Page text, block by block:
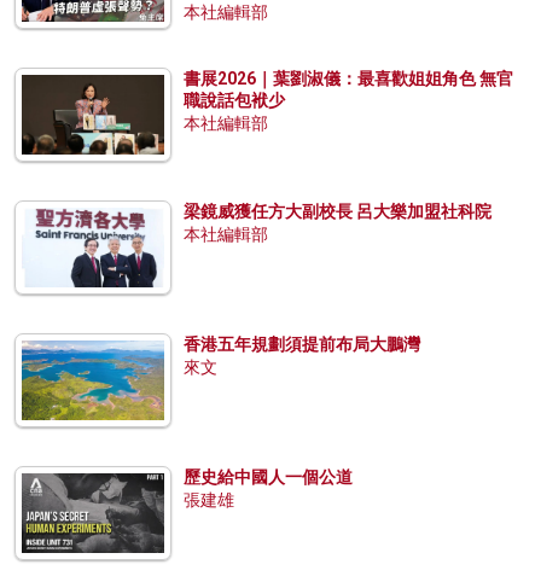
本社編輯部
書展2026｜葉劉淑儀：最喜歡姐姐角色 無官
職說話包袱少
本社編輯部
梁鏡威獲任方大副校長 呂大樂加盟社科院
本社編輯部
香港五年規劃須提前布局大鵬灣
來文
歷史給中國人一個公道
張建雄